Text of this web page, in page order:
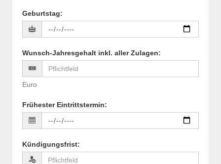
Geburtstag:
Wunsch-Jahresgehalt inkl. aller Zulagen:
Euro
Frühester Eintrittstermin:
Kündigungsfrist: